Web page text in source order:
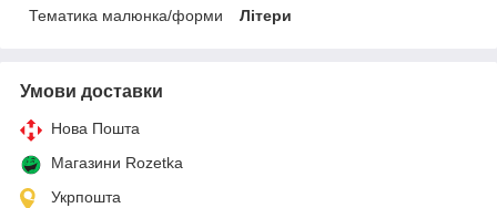
Тематика малюнка/форми
Літери
Умови доставки
Нова Пошта
Магазини Rozetka
Укрпошта